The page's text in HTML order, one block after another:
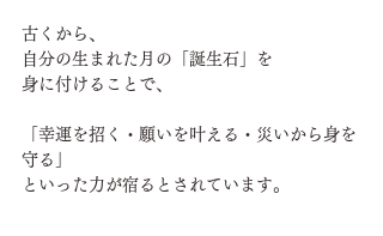
古くから、
自分の生まれた月の「誕生石」を
身に付けることで、
「幸運を招く・願いを叶える・災いから身を
守る」
といった力が宿るとされています。